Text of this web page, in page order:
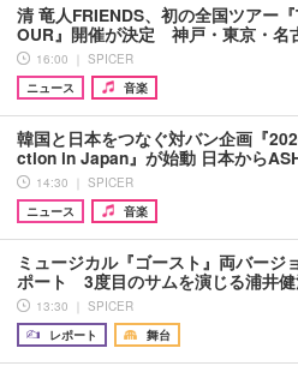
清 竜人FRIENDS、初の全国ツアー
OUR』開催が決定 神戸・東京・名
16:00 ｜ SPICER
ニュース
音楽
韓国と日本をつなぐ対バン企画『
ction in Japan』が始動 日本から
14:30 ｜ SPICER
ニュース
音楽
ミュージカル『ゴースト』両バージ
ポート 3度目のサムを演じる浦井
13:30 ｜ SPICER
レポート
舞台